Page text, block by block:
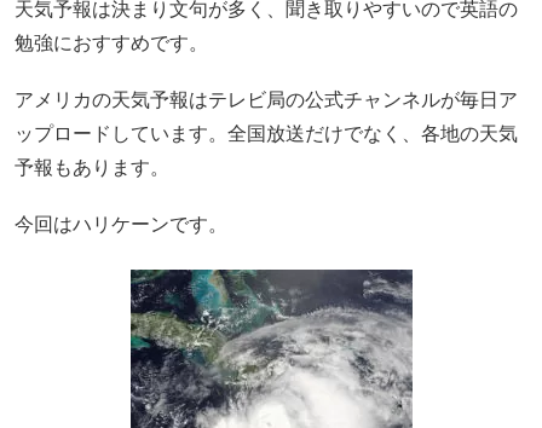
天気予報は決まり文句が多く、聞き取りやすいので英語の
勉強におすすめです。
アメリカの天気予報はテレビ局の公式チャンネルが毎日ア
ップロードしています。全国放送だけでなく、各地の天気
予報もあります。
今回はハリケーンです。